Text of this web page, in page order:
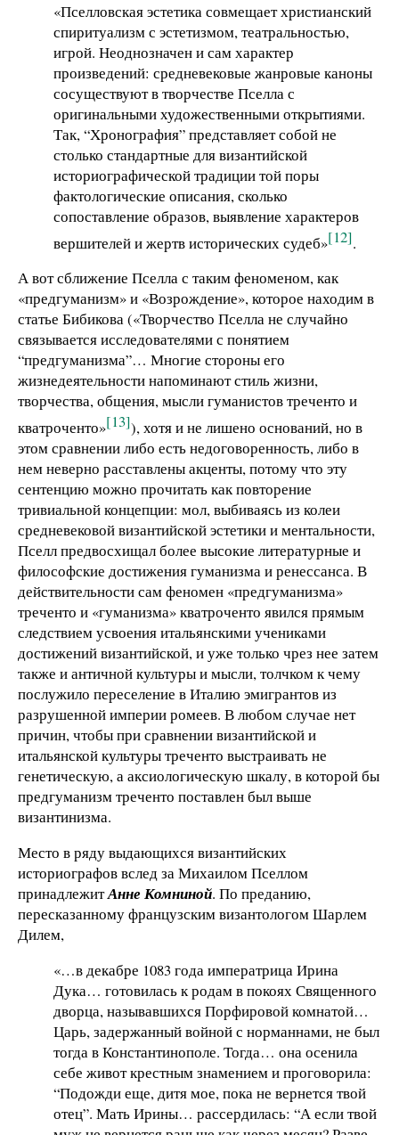
«Пселловская эстетика совмещает христианский
спиритуализм с эстетизмом, театральностью,
игрой. Неоднозначен и сам характер
произведений: средневековые жанровые каноны
сосуществуют в творчестве Пселла с
оригинальными художественными открытиями.
Так, “Хронография” представляет собой не
столько стандартные для византийской
историографической традиции той поры
фактологические описания, сколько
сопоставление образов, выявление характеров
вершителей и жертв исторических судеб»[12].
А вот сближение Пселла с таким феноменом, как
«предгуманизм» и «Возрождение», которое находим в
статье Бибикова («Творчество Пселла не случайно
связывается исследователями с понятием
“предгуманизма”… Многие стороны его
жизнедеятельности напоминают стиль жизни,
творчества, общения, мысли гуманистов треченто и
кватроченто»[13]), хотя и не лишено оснований, но в
этом сравнении либо есть недоговоренность, либо в
нем неверно расставлены акценты, потому что эту
сентенцию можно прочитать как повторение
тривиальной концепции: мол, выбиваясь из колеи
средневековой византийской эстетики и ментальности,
Пселл предвосхищал более высокие литературные и
философские достижения гуманизма и ренессанса. В
действительности сам феномен «предгуманизма»
треченто и «гуманизма» кватроченто явился прямым
следствием усвоения итальянскими учениками
достижений византийской, и уже только чрез нее затем
также и античной культуры и мысли, толчком к чему
послужило переселение в Италию эмигрантов из
разрушенной империи ромеев. В любом случае нет
причин, чтобы при сравнении византийской и
итальянской культуры треченто выстраивать не
генетическую, а аксиологическую шкалу, в которой бы
предгуманизм треченто поставлен был выше
византинизма.
Место в ряду выдающихся византийских
историографов вслед за Михаилом Пселлом
принадлежитАнне Комниной. По преданию,
пересказанному французским византологом Шарлем
Дилем,
«…в декабре 1083 года императрица Ирина
Дука… готовилась к родам в покоях Священного
дворца, называвшихся Порфировой комнатой…
Царь, задержанный войной с норманнами, не был
тогда в Константинополе. Тогда… она осенила
себе живот крестным знамением и проговорила:
“Подожди еще, дитя мое, пока не вернется твой
отец”. Мать Ирины… рассердилась: “А если твой